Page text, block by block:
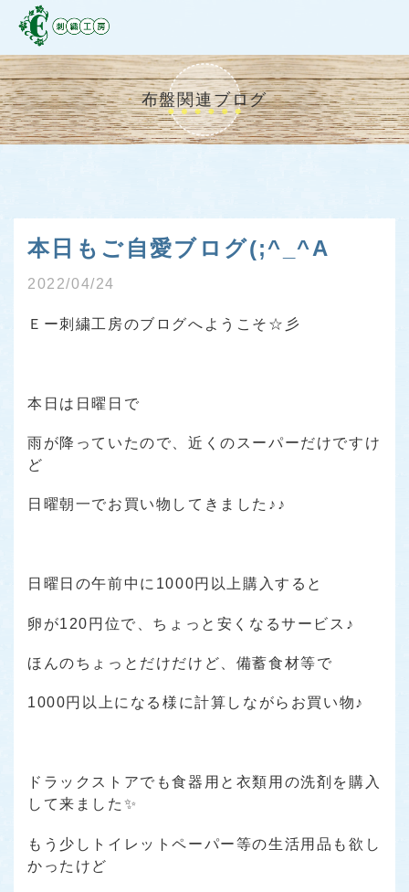
布盤関連ブログ
本日もご自愛ブログ(;^_^A
2022/04/24
Ｅー刺繍工房のブログへようこそ☆彡
本日は日曜日で
雨が降っていたので、近くのスーパーだけですけ
ど
日曜朝一でお買い物してきました♪♪
日曜日の午前中に1000円以上購入すると
卵が120円位で、ちょっと安くなるサービス♪
ほんのちょっとだけだけど、備蓄食材等で
1000円以上になる様に計算しながらお買い物♪
ドラックストアでも食器用と衣類用の洗剤を購入
して来ました✨
もう少しトイレットペーパー等の生活用品も欲し
かったけど